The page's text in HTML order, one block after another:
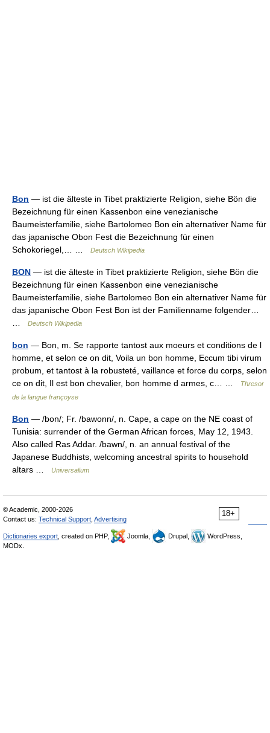
Bon — ist die älteste in Tibet praktizierte Religion, siehe Bön die
Bezeichnung für einen Kassenbon eine venezianische
Baumeisterfamilie, siehe Bartolomeo Bon ein alternativer Name für
das japanische Obon Fest die Bezeichnung für einen
Schokoriegel,… …
Deutsch Wikipedia
BON — ist die älteste in Tibet praktizierte Religion, siehe Bön die
Bezeichnung für einen Kassenbon eine venezianische
Baumeisterfamilie, siehe Bartolomeo Bon ein alternativer Name für
das japanische Obon Fest Bon ist der Familienname folgender…
Deutsch Wikipedia
bon — Bon, m. Se rapporte tantost aux moeurs et conditions de l
homme, et selon ce on dit, Voila un bon homme, Eccum tibi virum
probum, et tantost à la robusteté, vaillance et force du corps, selon
ce on dit, Il est bon chevalier, bon homme d armes, c… …
Thresor
de la langue françoyse
Bon — /bon/; Fr. /bawonn/, n. Cape, a cape on the NE coast of
Tunisia: surrender of the German African forces, May 12, 1943.
Also called Ras Addar. /bawn/, n. an annual festival of the
Japanese Buddhists, welcoming ancestral spirits to household
altars …
Universalium
18+
© Academic, 2000-2026
Contact us: Technical Support Advertising
Dictionaries export , created on PHP, Joomla, Drupal,
WordPress,
MODx.